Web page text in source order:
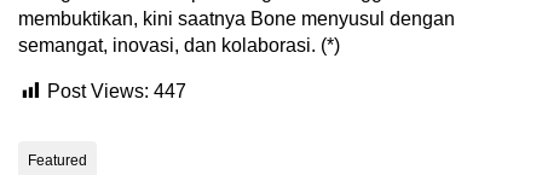
membuktikan, kini saatnya Bone menyusul dengan
semangat, inovasi, dan kolaborasi. (*)
Post Views: 447
Featured